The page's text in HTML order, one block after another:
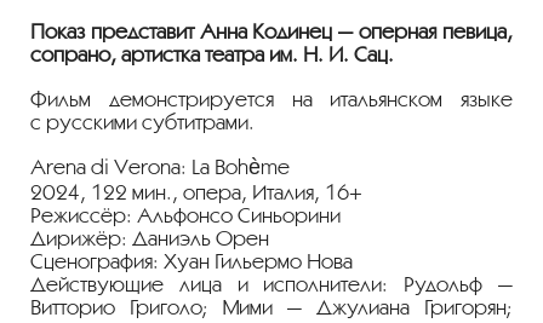
Показ представит Анна Кодинец — оперная певица,
сопрано, артистка театра им. Н. И. Сац.
Фильм демонстрируется на итальянском языке
с русскими субтитрами.
Arena di Verona: La Bohème
2024, 122 мин., опера, Италия, 16+
Режиссёр: Альфонсо Синьорини
Дирижёр: Даниэль Орен
Сценография: Хуан Гильермо Нова
Действующие лица и исполнители: Рудольф —
Витторио Григоло; Мими — Джулиана Григорян;